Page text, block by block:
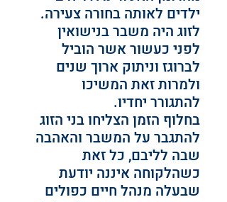
ילדים לאותה בחורה צעירה.
לזוג היה משבר בנישואין
לפני כעשור אשר הוביל
לברוגז וניתוק ארוך שנים
ולמרות זאת המשיכו
להתגורר יחדיו.
בחלוף הזמן הצליחו בני הזוג
להתגבר על המשבר והאהבה
שבה לליבם, כל זאת
כשהלקוחה איננה יודעת
שבעלה מנהל חיים כפולים